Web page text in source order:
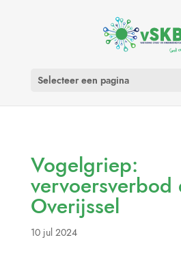
Selecteer een pagina
Vogelgriep:
vervoersverbod
Overijssel
10 jul 2024